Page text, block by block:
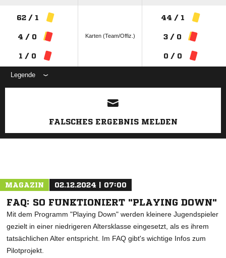
62 / 1
4 / 0
1 / 0
Karten (Team/Offiz.)
44 / 1
3 / 0
0 / 0
Legende
ANZEIGE
FALSCHES ERGEBNIS MELDEN
MAGAZIN 02.12.2024 | 07:00
FAQ: SO FUNKTIONIERT "PLAYING DOWN"
Mit dem Programm "Playing Down" werden kleinere Jugendspieler
gezielt in einer niedrigeren Altersklasse eingesetzt, als es ihrem
tatsächlichen Alter entspricht. Im FAQ gibt's wichtige Infos zum
Pilotprojekt.